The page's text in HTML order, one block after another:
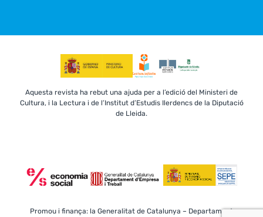
Aquesta revista ha rebut una ajuda per a l’edició del Ministeri de
Cultura, i la Lectura i de l’Institut d’Estudis Ilerdencs de la Diputació
de Lleida.
Promou i finança: la Generalitat de Catalunya – Departament